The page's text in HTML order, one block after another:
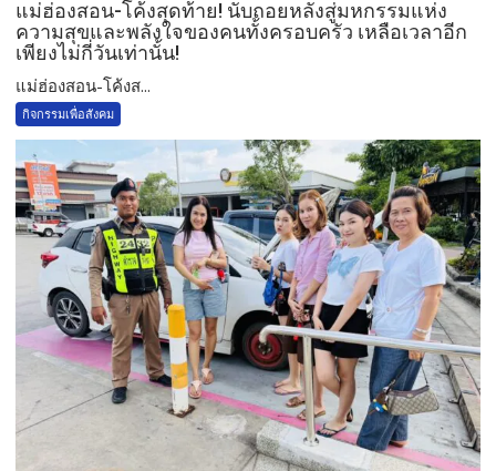
แม่ฮ่องสอน-โค้งสุดท้าย! นับถอยหลังสู่มหกรรมแห่ง
ความสุขและพลังใจของคนทั้งครอบครัว เหลือเวลาอีก
เพียงไม่กี่วันเท่านั้น!
แม่ฮ่องสอน-โค้งส...
กิจกรรมเพื่อสังคม